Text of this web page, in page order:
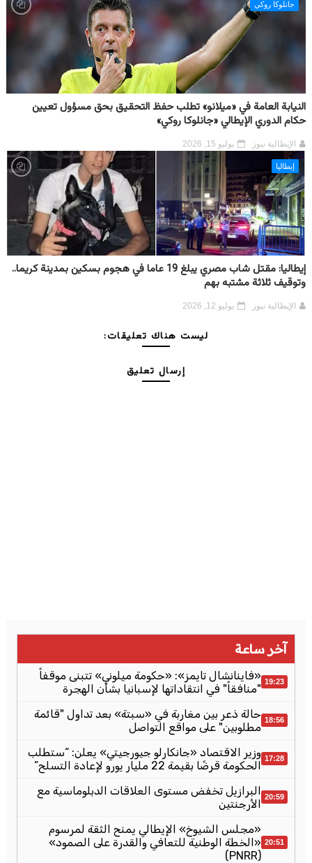
جانلوكا روكي
النيابة العامة في «ميلانو» تطلب حفظ التحقيق بحق مسؤول تعيين
حكام الدوري الإيطالي «جانلوكا روكي»
الإيطالية نيوز يوليو 15, 2026
إيطاليا
إيطاليا: مقتل شاب مصري يبلغ 19 عاما في هجوم بسكين بمدينة كريما..
وتوقيف ثلاثة مشتبه بهم
الإيطالية نيوز يوليو 12, 2026
ليست هناك تعليقات:
إرسال تعليق
آخر ساعة
19:23 «فاينانشال تايمز»: «حكومة ميلوني» تتبنى موقفاً
"منافقاً" في انتقاداتها لإسبانيا بشأن الهجرة
18:56 حالة ذعر بين مغاربة في «سبتة» بعد تداول "قائمة
مطلوبين" على مواقع التواصل
17:28 وزير الاقتصاد «جانكارلو جيورجيتي» يعلن: “ستطلب
الحكومة قرضًا بقيمة 22 مليار يورو لإعادة التسلح”
20:59 البرازيل تخفض مستوى العلاقات الدبلوماسية مع
الأرجنتين
20:51
«مجلس الشيوخ» الإيطالي يمنح الثقة لمرسوم
«الخطة الوطنية للتعافي والقدرة على الصمود»
(PNRR)